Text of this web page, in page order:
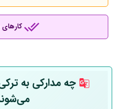
چه مدارکی به